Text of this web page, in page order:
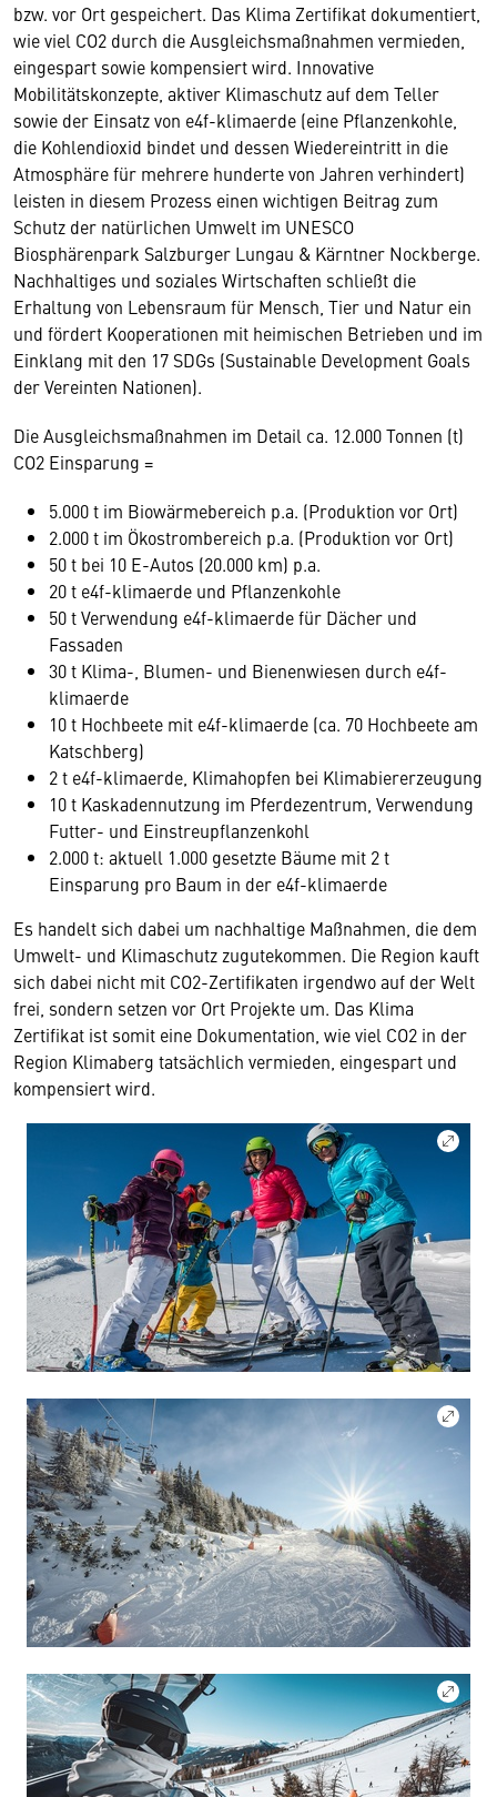
bzw. vor Ort gespeichert. Das Klima Zertifikat dokumentiert,
wie viel CO2 durch die Ausgleichsmaßnahmen vermieden,
eingespart sowie kompensiert wird. Innovative
Mobilitätskonzepte, aktiver Klimaschutz auf dem Teller
sowie der Einsatz von e4f-klimaerde (eine Pflanzenkohle,
die Kohlendioxid bindet und dessen Wiedereintritt in die
Atmosphäre für mehrere hunderte von Jahren verhindert)
leisten in diesem Prozess einen wichtigen Beitrag zum
Schutz der natürlichen Umwelt im UNESCO
Biosphärenpark Salzburger Lungau & Kärntner Nockberge.
Nachhaltiges und soziales Wirtschaften schließt die
Erhaltung von Lebensraum für Mensch, Tier und Natur ein
und fördert Kooperationen mit heimischen Betrieben und im
Einklang mit den 17 SDGs (Sustainable Development Goals
der Vereinten Nationen).
Die Ausgleichsmaßnahmen im Detail ca. 12.000 Tonnen (t)
CO2 Einsparung =
5.000 t im Biowärmebereich p.a. (Produktion vor Ort)
2.000 t im Ökostrombereich p.a. (Produktion vor Ort)
50 t bei 10 E-Autos (20.000 km) p.a.
20 t e4f-klimaerde und Pflanzenkohle
50 t Verwendung e4f-klimaerde für Dächer und
Fassaden
30 t Klima-, Blumen- und Bienenwiesen durch e4f-
klimaerde
10 t Hochbeete mit e4f-klimaerde (ca. 70 Hochbeete am
Katschberg)
2 t e4f-klimaerde, Klimahopfen bei Klimabiererzeugung
10 t Kaskadennutzung im Pferdezentrum, Verwendung
Futter- und Einstreupflanzenkohl
2.000 t: aktuell 1.000 gesetzte Bäume mit 2 t
Einsparung pro Baum in der e4f-klimaerde
Es handelt sich dabei um nachhaltige Maßnahmen, die dem
Umwelt- und Klimaschutz zugutekommen. Die Region kauft
sich dabei nicht mit CO2-Zertifikaten irgendwo auf der Welt
frei, sondern setzen vor Ort Projekte um. Das Klima
Zertifikat ist somit eine Dokumentation, wie viel CO2 in der
Region Klimaberg tatsächlich vermieden, eingespart und
kompensiert wird.